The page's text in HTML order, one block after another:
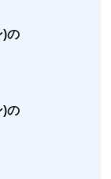
)の
)の